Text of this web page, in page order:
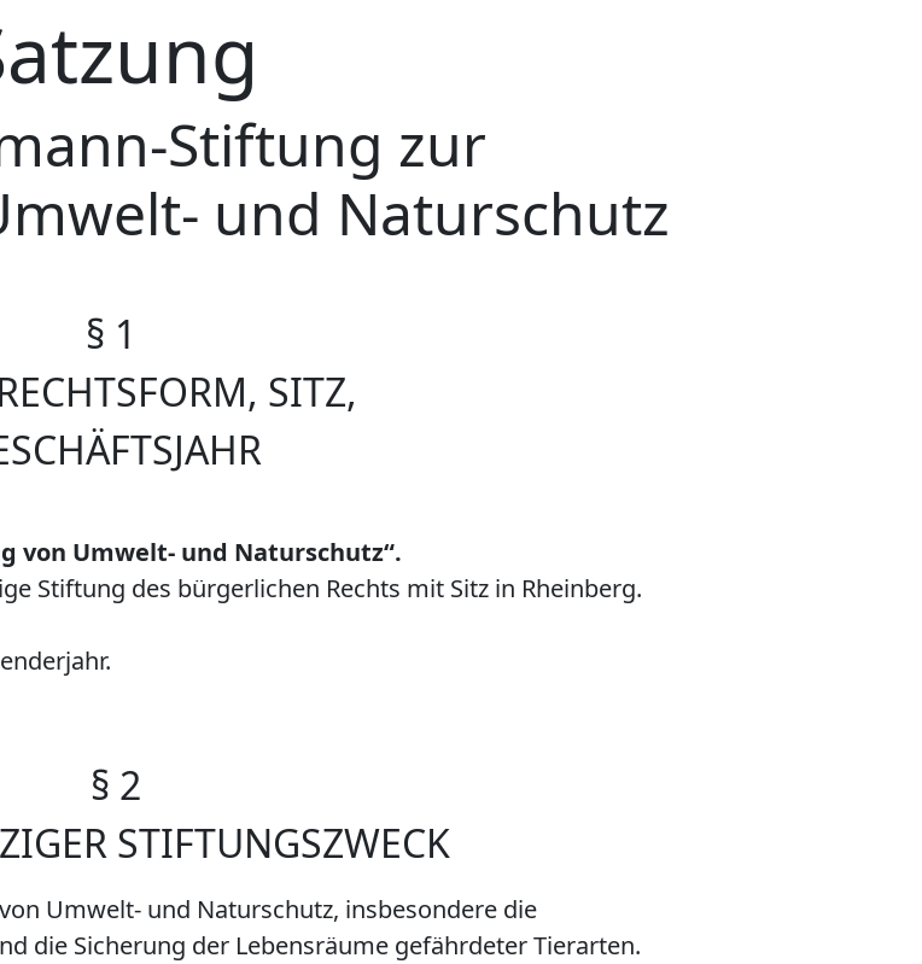
Stiftung zur
und Naturschutz
§ 1
SITZ,
von Umwelt- und Naturschutz“.
Stiftung des bürgerlichen Rechts mit Sitz in Rheinberg.
§ 2
STIFTUNGSZWECK
Umwelt- und Naturschutz, insbesondere die
die Sicherung der Lebensräume gefährdeter Tierarten.